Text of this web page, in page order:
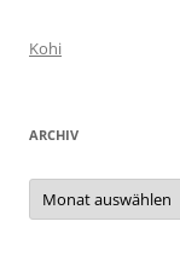
Kohi
ARCHIV
Archiv